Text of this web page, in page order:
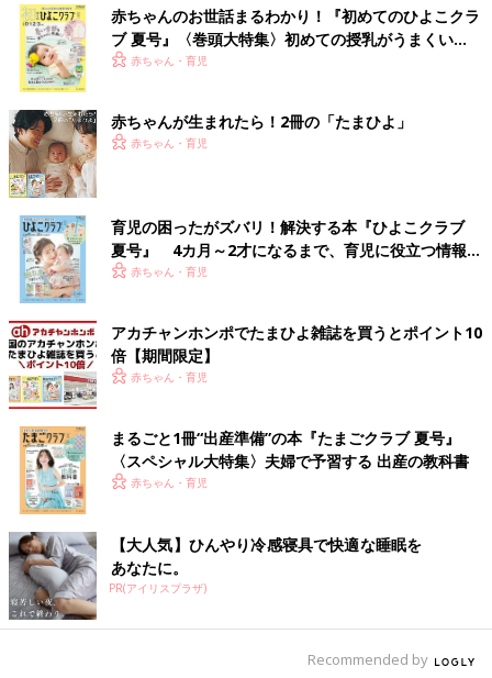
赤ちゃんのお世話まるわかり！『初めてのひよこクラ
ブ 夏号』〈巻頭大特集〉初めての授乳がうまくい
く！ おっぱい・ミルクの基本と夏のトラブル 解決テ
赤ちゃん・育児
赤ちゃんが生まれたら！2冊の「たまひよ」
赤ちゃん・育児
育児の困ったがズバリ！解決する本『ひよこクラブ
夏号』 4カ月～2才になるまで、育児に役立つ情報が
いっぱい！
赤ちゃん・育児
アカチャンホンポでたまひよ雑誌を買うとポイント10
倍【期間限定】
赤ちゃん・育児
まるごと1冊“出産準備”の本『たまごクラブ 夏号』
〈スペシャル大特集〉夫婦で予習する 出産の教科書
赤ちゃん・育児
【大人気】ひんやり冷感寝具で快適な睡眠を
あなたに。
PR(アイリスプラザ)
Recommended by